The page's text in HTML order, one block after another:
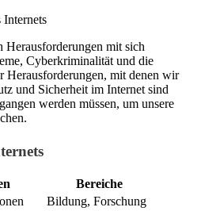
Herausforderungen mit sich
Cyberkriminalität und die
Herausforderungen, mit denen wir
und Sicherheit im Internet sind
werden müssen, um unsere
Bereiche
Bildung, Forschung